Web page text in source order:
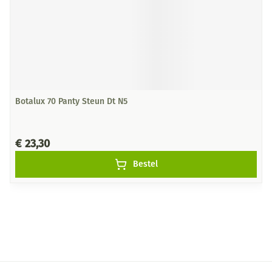
Botalux 70 Panty Steun Dt N5
€ 23,30
Bestel